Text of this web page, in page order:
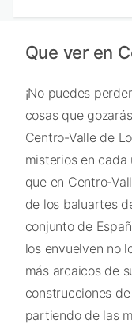
Que ver en
¡No puedes
cosas que
Centro-Valle de
misterios en cada
que en Centro-
de los baluartes
conjunto de
los envuelven no
más arcaicos de
construcciones
partiendo de las